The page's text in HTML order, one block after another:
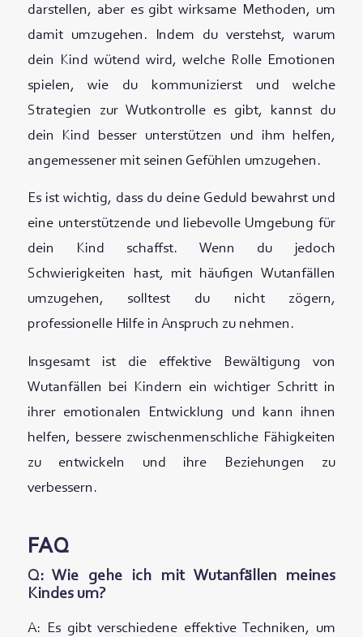
darstellen, aber es gibt wirksame Methoden, um
damit umzugehen. Indem du verstehst, warum
dein Kind wütend wird, welche Rolle Emotionen
spielen, wie du kommunizierst und welche
Strategien zur Wutkontrolle es gibt, kannst du
dein Kind besser unterstützen und ihm helfen,
angemessener mit seinen Gefühlen umzugehen.
Es ist wichtig, dass du deine Geduld bewahrst und
eine unterstützende und liebevolle Umgebung für
dein Kind schaffst. Wenn du jedoch
Schwierigkeiten hast, mit häufigen Wutanfällen
umzugehen, solltest du nicht zögern,
professionelle Hilfe in Anspruch zu nehmen.
Insgesamt ist die effektive Bewältigung von
Wutanfällen bei Kindern ein wichtiger Schritt in
ihrer emotionalen Entwicklung und kann ihnen
helfen, bessere zwischenmenschliche Fähigkeiten
zu entwickeln und ihre Beziehungen zu
verbessern.
FAQ
Q: Wie gehe ich mit Wutanfällen meines
Kindes um?
A: Es gibt verschiedene effektive Techniken, um